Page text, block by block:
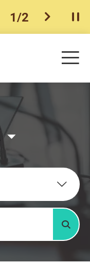
上一個
1/2 下一個開
目
搜尋